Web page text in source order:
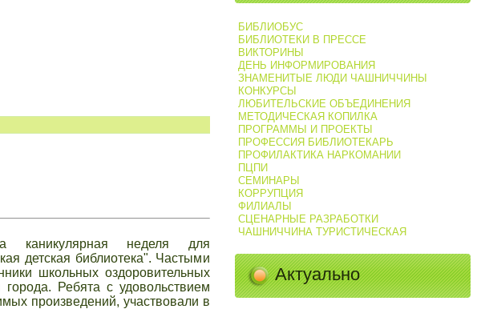
каникулярная неделя для
детская библиотека". Частыми
школьных оздоровительных
Ребята с удовольствием
произведений, участвовали в
БИБЛИОБУС
БИБЛИОТЕКИ В ПРЕССЕ
ВИКТОРИНЫ
ДЕНЬ ИНФОРМИРОВАНИЯ
ЗНАМЕНИТЫЕ ЛЮДИ ЧАШНИЧЧИНЫ
КОНКУРСЫ
ЛЮБИТЕЛЬСКИЕ ОБЪЕДИНЕНИЯ
МЕТОДИЧЕСКАЯ КОПИЛКА
ПРОГРАММЫ И ПРОЕКТЫ
ПРОФЕССИЯ БИБЛИОТЕКАРЬ
ПРОФИЛАКТИКА НАРКОМАНИИ
ПЦПИ
СЕМИНАРЫ
КОРРУПЦИЯ
ФИЛИАЛЫ
СЦЕНАРНЫЕ РАЗРАБОТКИ
ЧАШНИЧЧИНА ТУРИСТИЧЕСКАЯ
Актуально